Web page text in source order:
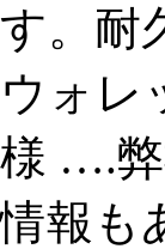
す。耐
ウォレ
様 ….弊
情報も